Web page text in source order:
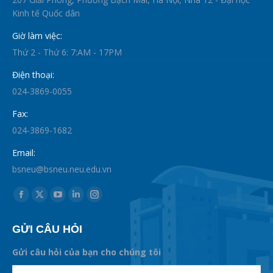
Kinh tế Quốc dân
Giờ làm việc:
Thứ 2 - Thứ 6: 7:AM - 17PM
Điện thoại:
024-3869-0055
Fax:
024-3869-1682
Email:
bsneu@bsneu.neu.edu.vn
Find us on:
Facebook
opens
in
new
X
opens
in
new
YouTube
opens
in
new
Linkedin
opens
in
new
Instagram
in
new
GỬI CÂU HỎI
Gửi câu hỏi của bạn cho chúng tôi
supertotobet